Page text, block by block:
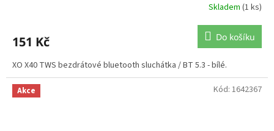
Skladem (1 ks)
151 Kč Do košíku
XO X40 TWS bezdrátové bluetooth sluchátka / BT 5.3 - bílé.
Akce Kód: 1642367